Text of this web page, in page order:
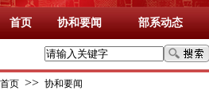
首页 协和要闻 部系动态
首页 >> 协和要闻